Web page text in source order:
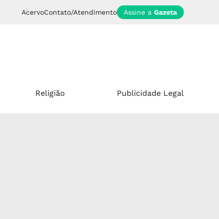
AcervoContato/Atendimento Assine a Gazeta
Religião Publicidade Legal